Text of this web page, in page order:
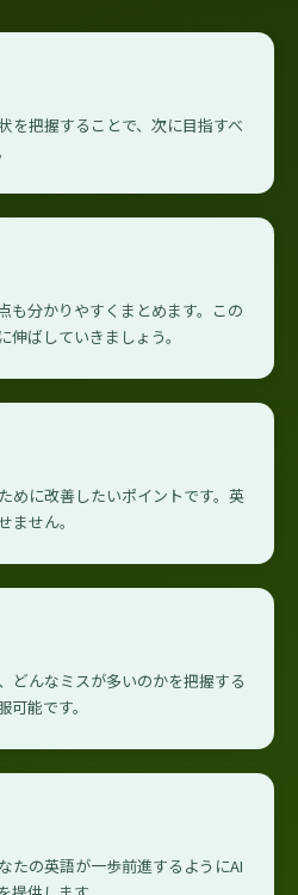
を把握することで、次に目指すべ
も分かりやすくまとめます。この
ばしていきましょう。
めに改善したいポイントです。英
ません。
どんなミスが多いのかを把握する
能です。
たの英語が一歩前進するようにAI